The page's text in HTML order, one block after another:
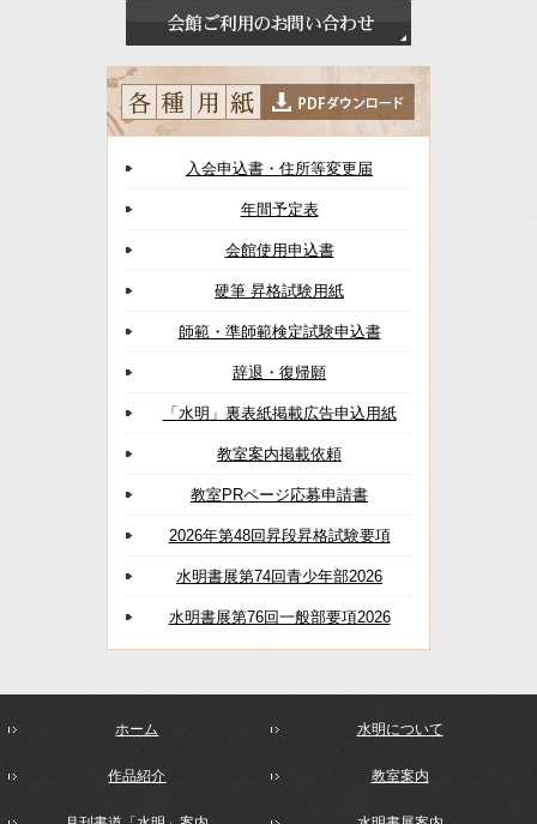
入会申込書・住所等変更届
年間予定表
会館使用申込書
硬筆 昇格試験用紙
師範・準師範検定試験申込書
辞退・復帰願
「水明」裏表紙掲載広告申込用紙
教室案内掲載依頼
教室PRページ応募申請書
2026年第48回昇段昇格試験要項
水明書展第74回青少年部2026
水明書展第76回一般部要項2026
ホーム 水明について
作品紹介 教室案内